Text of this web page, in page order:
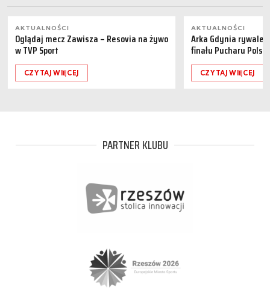
AKTUALNOŚCI
Oglądaj mecz Zawisza – Resovia na żywo
w TVP Sport
CZYTAJ WIĘCEJ
AKTUALNOŚCI
Arka Gdynia
finału Pucharu Polski
CZYTAJ WIĘCEJ
PARTNER KLUBU